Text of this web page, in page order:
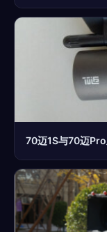
70迈1S与70迈Pro